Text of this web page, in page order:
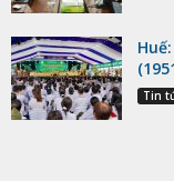
Tin